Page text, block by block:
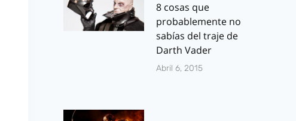
8 cosas que
probablemente no
sabías del traje de
Darth Vader
Abril 6, 2015